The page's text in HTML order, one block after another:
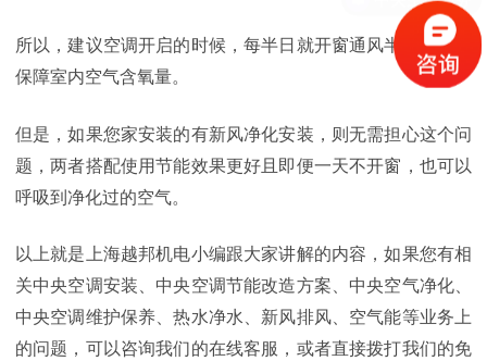
所以，建议空调开启的时候，每半日就开窗通风半个小时，
保障室内空气含氧量。
但是，如果您家安装的有新风净化安装，则无需担心这个问
题，两者搭配使用节能效果更好且即便一天不开窗，也可以
呼吸到净化过的空气。
以上就是上海越邦机电小编跟大家讲解的内容，如果您有相
关中央空调安装、中央空调节能改造方案、中央空气净化、
中央空调维护保养、热水净水、新风排风、空气能等业务上
的问题，可以咨询我们的在线客服，或者直接拨打我们的免